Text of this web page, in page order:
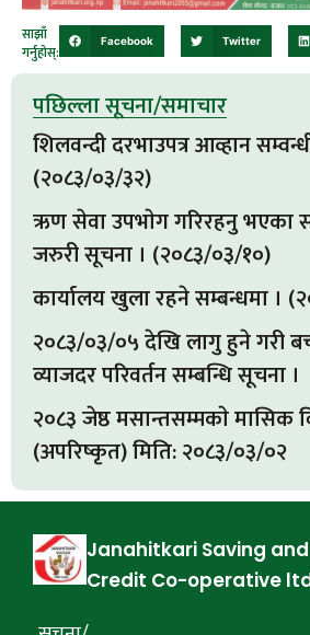
साझाँ
गर्नुहोस्:
Facebook Twitter
पछिल्ला सूचना/समाचार
शिलवन्दी दरभाउपत्र आव्हान
(२०८३/०३/३२)
ऋण सेवा उपभाेग गरिरहनु भएका
जरुरी सूचना । (२०८३/०३/१०)
कार्यालय खुला रहने सम्बन्धमा ।
२०८३/०३/०५ देखि लागु हुने गरी
व्याजदर परिवर्तन सम्बन्धि सूचना ।
२०८३ जेष्ठ मसान्तसम्मकाे मासिक
(अपरिष्कृत) मिति: २०८३/०३/०२
Janahitkari Saving and
Credit Co-operative